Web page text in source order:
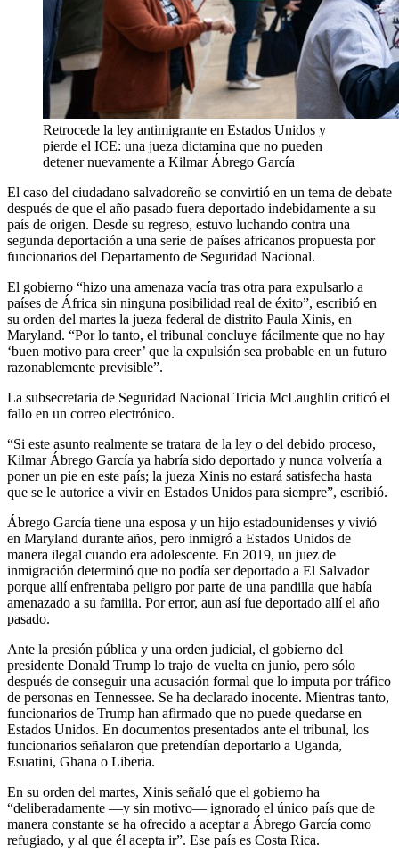
Retrocede la ley antimigrante en Estados Unidos y
pierde el ICE: una jueza dictamina que no pueden
detener nuevamente a Kilmar Ábrego García
El caso del ciudadano salvadoreño se convirtió en un tema de debate
después de que el año pasado fuera deportado indebidamente a su
país de origen. Desde su regreso, estuvo luchando contra una
segunda deportación a una serie de países africanos propuesta por
funcionarios del Departamento de Seguridad Nacional.
El gobierno “hizo una amenaza vacía tras otra para expulsarlo a
países de África sin ninguna posibilidad real de éxito”, escribió en
su orden del martes la jueza federal de distrito Paula Xinis, en
Maryland. “Por lo tanto, el tribunal concluye fácilmente que no hay
‘buen motivo para creer’ que la expulsión sea probable en un futuro
razonablemente previsible”.
La subsecretaria de Seguridad Nacional Tricia McLaughlin criticó el
fallo en un correo electrónico.
“Si este asunto realmente se tratara de la ley o del debido proceso,
Kilmar Ábrego García ya habría sido deportado y nunca volvería a
poner un pie en este país; la jueza Xinis no estará satisfecha hasta
que se le autorice a vivir en Estados Unidos para siempre”, escribió.
Ábrego García tiene una esposa y un hijo estadounidenses y vivió
en Maryland durante años, pero inmigró a Estados Unidos de
manera ilegal cuando era adolescente. En 2019, un juez de
inmigración determinó que no podía ser deportado a El Salvador
porque allí enfrentaba peligro por parte de una pandilla que había
amenazado a su familia. Por error, aun así fue deportado allí el año
pasado.
Ante la presión pública y una orden judicial, el gobierno del
presidente Donald Trump lo trajo de vuelta en junio, pero sólo
después de conseguir una acusación formal que lo imputa por tráfico
de personas en Tennessee. Se ha declarado inocente. Mientras tanto,
funcionarios de Trump han afirmado que no puede quedarse en
Estados Unidos. En documentos presentados ante el tribunal, los
funcionarios señalaron que pretendían deportarlo a Uganda,
Esuatini, Ghana o Liberia.
En su orden del martes, Xinis señaló que el gobierno ha
“deliberadamente —y sin motivo— ignorado el único país que de
manera constante se ha ofrecido a aceptar a Ábrego García como
refugiado, y al que él acepta ir”. Ese país es Costa Rica.